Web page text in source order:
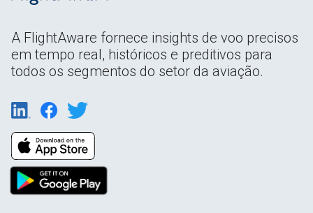
A FlightAware fornece insights de voo precisos
em tempo real, históricos e preditivos para
todos os segmentos do setor da aviação.